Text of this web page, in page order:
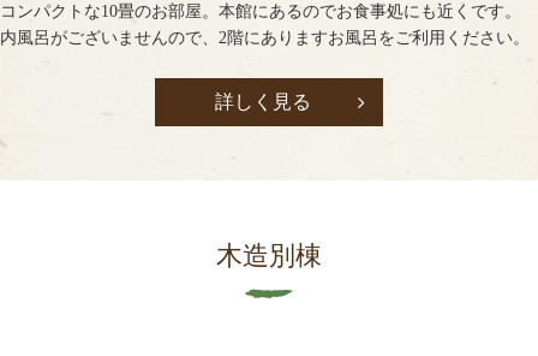
コンパクトな10畳のお部屋。本館にあるのでお食事処にも近くです。
内風呂がございませんので、2階にありますお風呂をご利用ください。
詳しく見る
木造別棟